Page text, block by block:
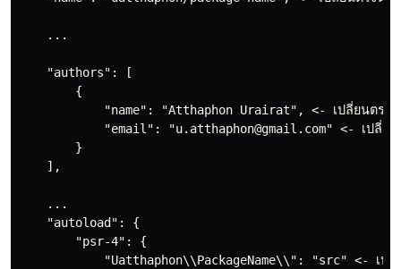
    ...
    "authors": [
        {
"name": "Atthaphon Urairat", <- เปลี่ยนตรง
"email": "u.atthaphon@gmail.com" <- เปลี่ย
        }
    ],
    ...
    "autoload": {
        "psr-4": {
"Uatthaphon\\PackageName\\": "src" <- เป